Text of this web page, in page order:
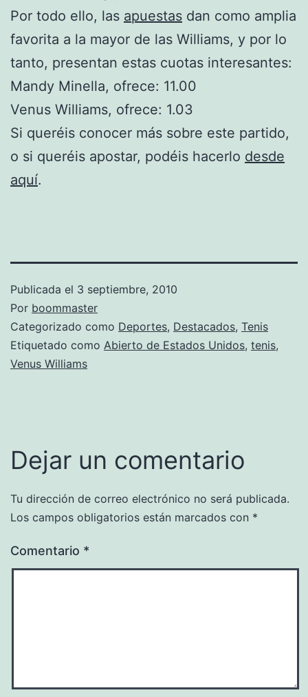
Por todo ello, las apuestas dan como amplia
favorita a la mayor de las Williams, y por lo
tanto, presentan estas cuotas interesantes:
Mandy Minella, ofrece: 11.00
Venus Williams, ofrece: 1.03
Si queréis conocer más sobre este partido,
o si queréis apostar, podéis hacerlo desde
aquí.
Publicada el 3 septiembre, 2010
Por boommaster
Categorizado como Deportes, Destacados, Tenis
Etiquetado como Abierto de Estados Unidos, tenis,
Venus Williams
Dejar un comentario
Tu dirección de correo electrónico no será publicada.
Los campos obligatorios están marcados con *
Comentario *